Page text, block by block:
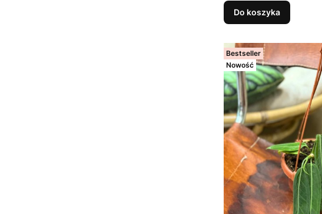
Do koszyka
Bestseller
Nowość